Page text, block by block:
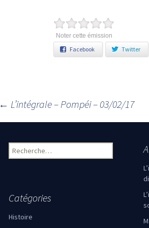
Noter cette émission
Facebook Twitter
des articles
← L’intégrale – Pompéi – 03/02/17
Rechercher :
Catégories
Histoire